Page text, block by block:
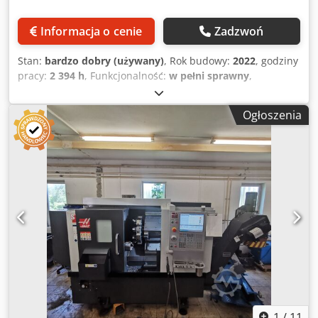
Informacja o cenie Zadzwoń
Stan: bardzo dobry (używany), Rok budowy: 2022, godziny
pracy: 2 394 h, Funkcjonalność: w pełni sprawny,
Sterowanie HAAS Średnica toczenia nad łożem 641 mm
Średnica toczenia nad suportem poprzecznym 413 mm
Maks. średnica toczenia 229 mm Maks. długość toczenia
356 mm Przesuw osi X 200 mm Przesuw osi Y +/-50 mm
Przesuw osi Z 355 mm Crjdpfowvf Thjx Ac Tef Maks.
średnica pręta D44 mm Oś C 0,01 stopnia Prędkość
wrzeciona 6000 obr./min Końcówka wrzeciona A2-5
Prędkość wrzeciona frezującego 6000 obr./min Prędkości
szybkiego przesuwu X/Y/Z = 30,5 / 12,7 / 30,5 m/min Moc
napędu 11 kW Rewolwer 12-pozycyjny Uchwyt VDI30 Waga
3600 kg Wymiary DxSxW = 3048 x 2108 x 1803 mm
Wyposażenie, akcesoria - Programowalna oś C - Oś Y -
Napędzany rewolwer narzędziowy (wszystkie pozycje) -
Wbudowane ramię pomiarowe narzędzi - Transporter
wiórów - Uchwyt 3-szczękowy D160 mm - Konik Maszyna
jest w stanie jak nowa i była bardzo mało używana.
Ogłoszenia